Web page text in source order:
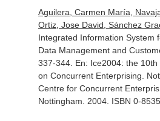
Aguilera, Carmen María,
Ortiz, Jose David, Sánchez
Integrated Information System
Data Management and
337-344. En: Ice2004: the
on Concurrent Enterprising .
Centre for Concurrent
Nottingham. 2004. ISBN 0-